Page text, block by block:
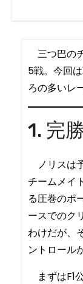
三つ巴の
5戦。今回
ろの多いレ
1. 完
ノリスは
チームメイ
る圧巻のポ
ースでのク
わけだが、
ントロール
まずはF1